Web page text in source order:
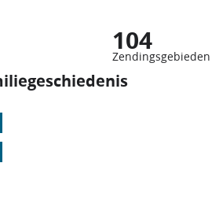
104
Zendingsgebieden